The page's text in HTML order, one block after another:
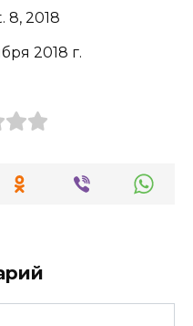
8, 2018
2018 г.